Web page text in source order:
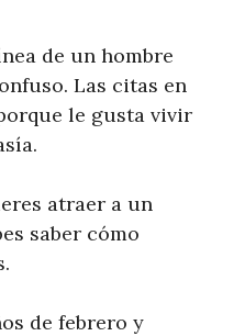
de un hombre
Las citas en
le gusta vivir
atraer a un
saber cómo
de febrero y